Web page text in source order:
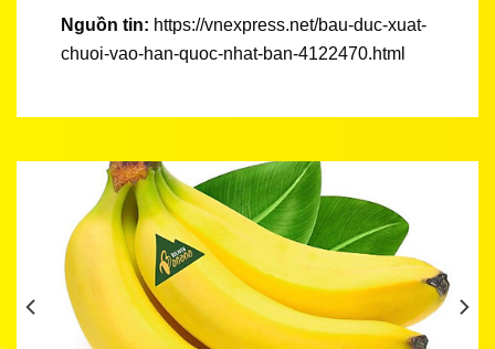
Nguồn tin: https://vnexpress.net/bau-duc-xuat-
chuoi-vao-han-quoc-nhat-ban-4122470.html